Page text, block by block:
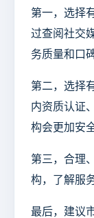
第一，选择
过查阅社交
务质量和口碑
第二，选择
内资质认证
构会更加安
第三，合理
构，了解服
最后，建议